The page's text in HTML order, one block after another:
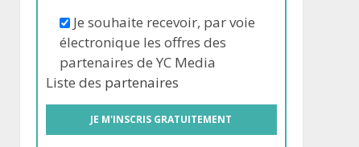
Je souhaite recevoir, par voie
électronique les offres des
partenaires de YC Media
Liste des partenaires